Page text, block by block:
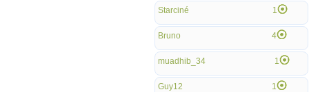
Starciné 1
Bruno 4
muadhib_34 1
Guy12 1